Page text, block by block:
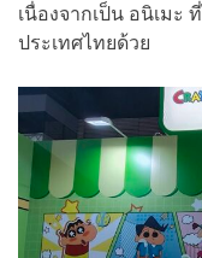
เนื่องจากเป็น อนิเมะ
ประเทศไทยด้วย